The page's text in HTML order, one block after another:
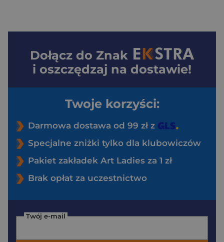
Dołącz do Znak
i oszczędzaj na dostawie!
Twoje korzyści:
Darmowa dostawa od 99 zł z
Specjalne zniżki tylko dla klubowiczów
Pakiet zakładek Art Ladies za 1 zł
Brak opłat za uczestnictwo
Twój e-mail